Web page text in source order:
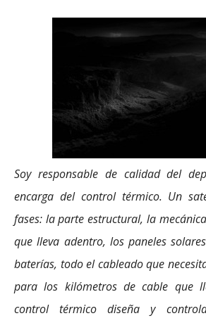
Soy responsable de calidad del
encarga del control térmico. Un
fases: la parte estructural, la
que lleva adentro, los paneles
baterías, todo el cableado que
para los kilómetros de cable que
control térmico diseña y